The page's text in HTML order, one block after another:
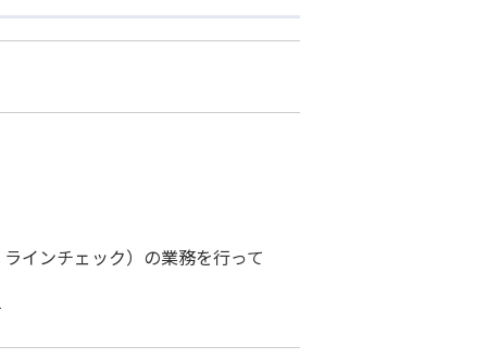
インチェック）の業務を行って